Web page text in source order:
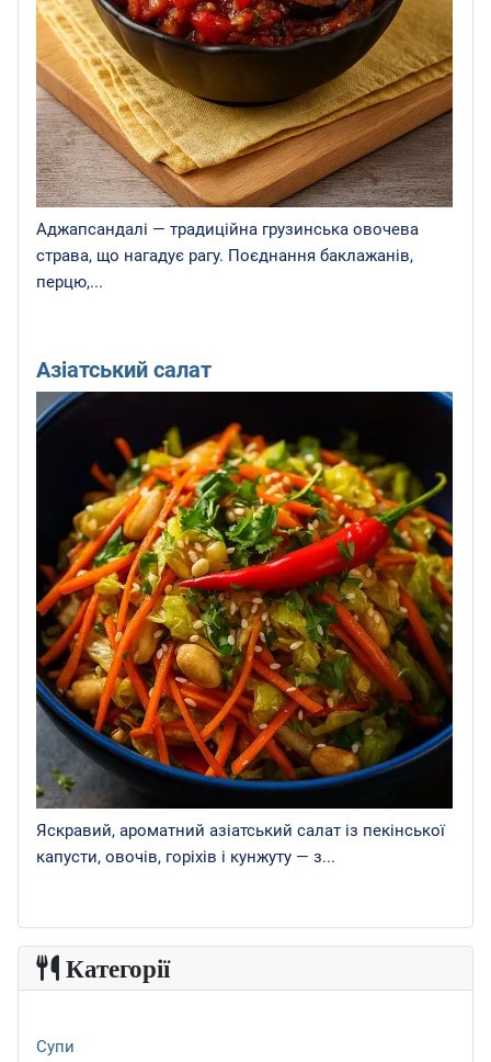
Аджапсандалі — традиційна грузинська овочева
страва, що нагадує рагу. Поєднання баклажанів,
перцю,...
Азіатський салат
Яскравий, ароматний азіатський салат із пекінської
капусти, овочів, горіхів і кунжуту — з...
Категорії
Супи